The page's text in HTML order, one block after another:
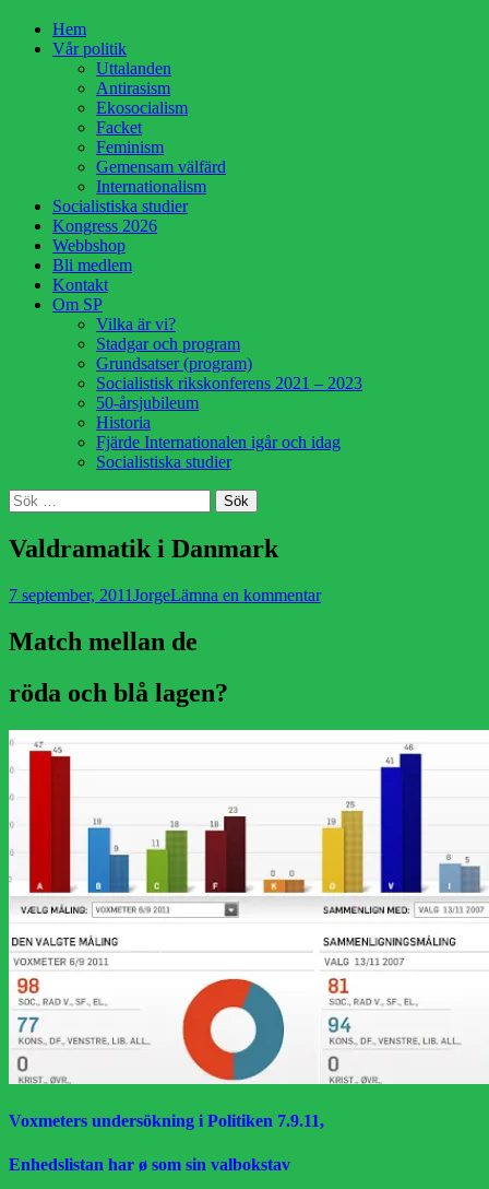
HoppaHem
Vår politik
Uttalanden
Antirasism
Ekosocialism
Facket
Feminism
Gemensam välfärd
Internationalism
Socialistiska studier
Kongress 2026
Webbshop
Bli medlem
Kontakt
Om SP
Vilka är vi?
Stadgar och program
Grundsatser (program)
Socialistisk rikskonferens 2021 – 2023
50-årsjubileum
Historia
Fjärde Internationalen igår och idag
Socialistiska studier
Sök
Sök
efter:
Valdramatik i Danmark
Publicerad
7 september, 2011 Författare
JorgeLämna en kommentar
Match mellan de
röda och blå lagen?
Voxmeters undersökning i Politiken 7.9.11,
Enhedslistan har ø som sin valbokstav